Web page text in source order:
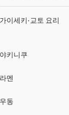
이세키·교토 요리
키니쿠
멘
동